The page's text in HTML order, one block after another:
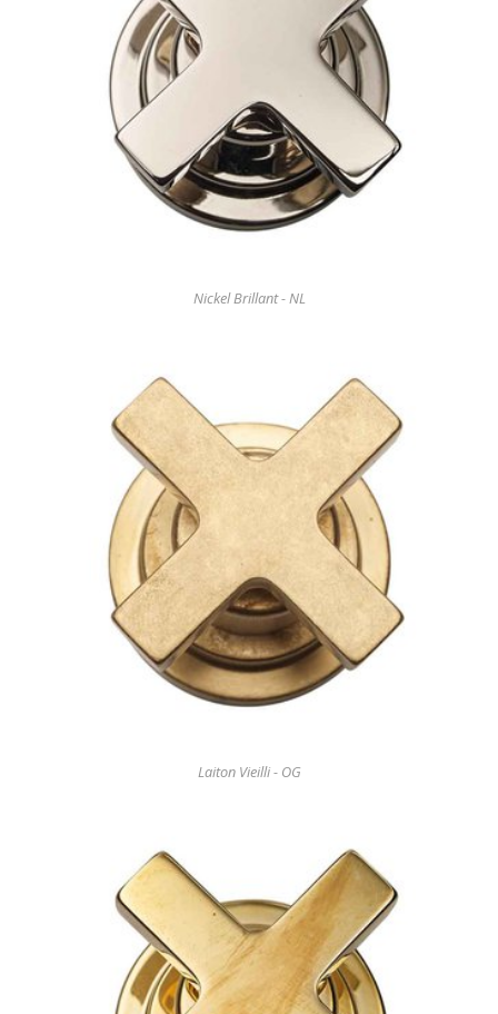
Nickel Brillant - NL
Laiton Vieilli - OG